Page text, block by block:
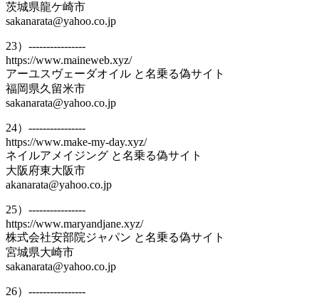
茨城県龍ケ崎市
sakanarata@yahoo.co.jp
23）----------------
https://www.maineweb.xyz/
アーユスヴェーダオイル と名乗る偽サイト
福岡県久留米市
sakanarata@yahoo.co.jp
24）----------------
https://www.make-my-day.xyz/
ネイルアメイジング と名乗る偽サイト
大阪府東大阪市
akanarata@yahoo.co.jp
25）----------------
https://www.maryandjane.xyz/
株式会社安部院ジャパン と名乗る偽サイト
宮城県大崎市
sakanarata@yahoo.co.jp
26）----------------